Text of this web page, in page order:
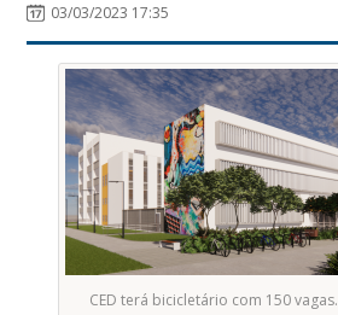
03/03/2023 17:35
CED terá bicicletário com 150